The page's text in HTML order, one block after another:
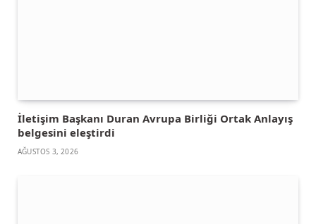
İletişim Başkanı Duran Avrupa Birliği Ortak Anlayış
belgesini eleştirdi
AĞUSTOS 3, 2026